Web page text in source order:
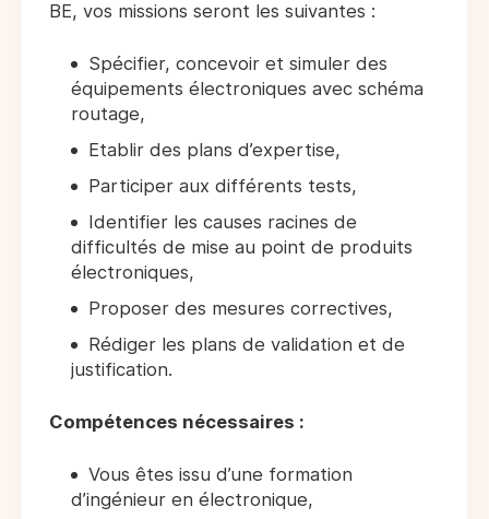
BE, vos missions seront les suivantes :
Spécifier, concevoir et simuler des
équipements électroniques avec schéma
routage,
Etablir des plans d’expertise,
Participer aux différents tests,
Identifier les causes racines de
difficultés de mise au point de produits
électroniques,
Proposer des mesures correctives,
Rédiger les plans de validation et de
justification.
Compétences nécessaires :
Vous êtes issu d’une formation
d’ingénieur en électronique,